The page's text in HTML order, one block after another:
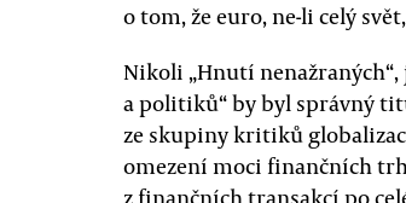
o tom, že euro, ne-li celý
Nikoli „Hnutí
a politiků“ by byl správný
ze skupiny kritiků
omezení moci finančních
z finančních transakcí po